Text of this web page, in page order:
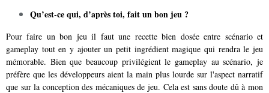
Qu’est-ce qui, d’après toi, fait un bon jeu ?
Pour faire un bon jeu il faut une recette bien dosée entre scénario et
gameplay tout en y ajouter un petit ingrédient magique qui rendra le jeu
mémorable. Bien que beaucoup privilégient le gameplay au scénario, je
préfère que les développeurs aient la main plus lourde sur l'aspect narratif
que sur la conception des mécaniques de jeu. Cela est sans doute dû à mon